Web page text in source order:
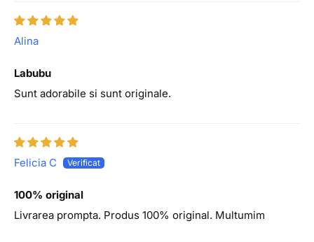
Alina
Labubu
Sunt adorabile si sunt originale.
Felicia C
100% original
Livrarea prompta. Produs 100% original. Multumim